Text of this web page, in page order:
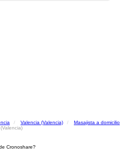
Valencia (Valencia)
Masajista a domicilio
Cronoshare?